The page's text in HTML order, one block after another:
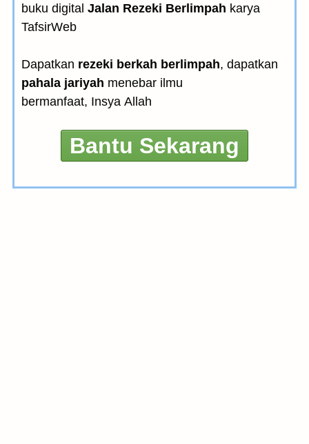
buku digital Jalan Rezeki Berlimpah karya
TafsirWeb
Dapatkan rezeki berkah berlimpah, dapatkan
pahala jariyah menebar ilmu
bermanfaat, Insya Allah
Bantu Sekarang